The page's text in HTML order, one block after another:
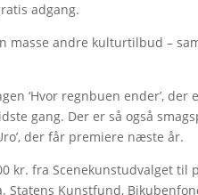
adgang.
masse andre kulturtilbud –
‘Hvor regnbuen ender’, der
gang. Der er så også
der får premiere næste år.
fra Scenekunstudvalget til
Kunstfund,